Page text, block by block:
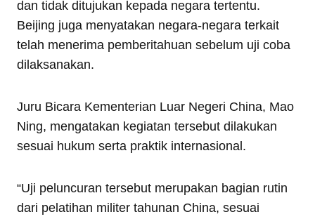
dan tidak ditujukan kepada negara tertentu.
Beijing juga menyatakan negara-negara terkait
telah menerima pemberitahuan sebelum uji coba
dilaksanakan.
Juru Bicara Kementerian Luar Negeri China, Mao
Ning, mengatakan kegiatan tersebut dilakukan
sesuai hukum serta praktik internasional.
“Uji peluncuran tersebut merupakan bagian rutin
dari pelatihan militer tahunan China, sesuai